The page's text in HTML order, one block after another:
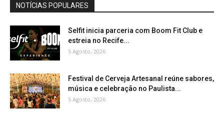
NOTÍCIAS POPULARES
Selfit inicia parceria com Boom Fit Club e
estreia no Recife...
5 Agosto, 2026
Festival de Cerveja Artesanal reúne sabores,
música e celebração no Paulista...
5 Agosto, 2026